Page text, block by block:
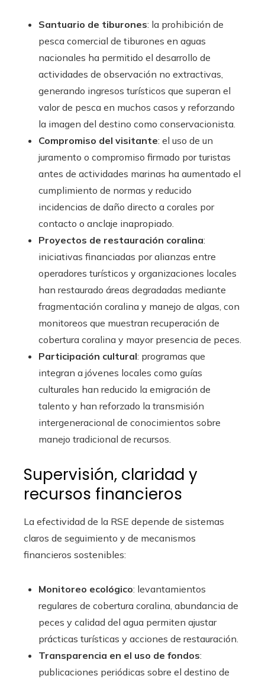
Santuario de tiburones: la prohibición de
pesca comercial de tiburones en aguas
nacionales ha permitido el desarrollo de
actividades de observación no extractivas,
generando ingresos turísticos que superan el
valor de pesca en muchos casos y reforzando
la imagen del destino como conservacionista.
Compromiso del visitante: el uso de un
juramento o compromiso firmado por turistas
antes de actividades marinas ha aumentado el
cumplimiento de normas y reducido
incidencias de daño directo a corales por
contacto o anclaje inapropiado.
Proyectos de restauración coralina:
iniciativas financiadas por alianzas entre
operadores turísticos y organizaciones locales
han restaurado áreas degradadas mediante
fragmentación coralina y manejo de algas, con
monitoreos que muestran recuperación de
cobertura coralina y mayor presencia de peces.
Participación cultural: programas que
integran a jóvenes locales como guías
culturales han reducido la emigración de
talento y han reforzado la transmisión
intergeneracional de conocimientos sobre
manejo tradicional de recursos.
Supervisión, claridad y
recursos financieros
La efectividad de la RSE depende de sistemas
claros de seguimiento y de mecanismos
financieros sostenibles:
Monitoreo ecológico: levantamientos
regulares de cobertura coralina, abundancia de
peces y calidad del agua permiten ajustar
prácticas turísticas y acciones de restauración.
Transparencia en el uso de fondos:
publicaciones periódicas sobre el destino de